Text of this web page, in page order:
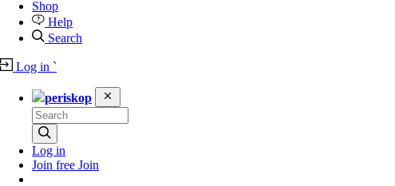
Shop
Help
Search
Log in `
periskop
Log in
Join free Join